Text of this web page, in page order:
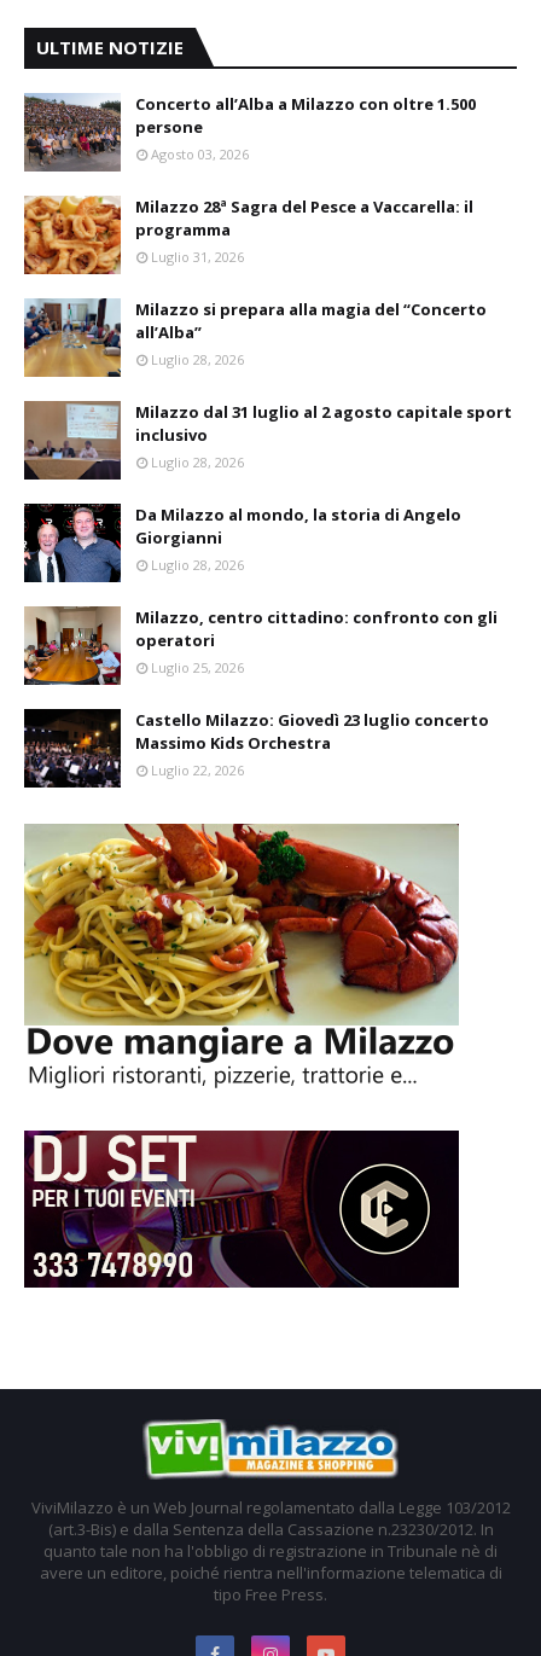
ULTIME NOTIZIE
Concerto all’Alba a Milazzo con oltre 1.500
persone
Agosto 03, 2026
Milazzo 28ª Sagra del Pesce a Vaccarella: il
programma
Luglio 31, 2026
Milazzo si prepara alla magia del “Concerto
all’Alba”
Luglio 28, 2026
Milazzo dal 31 luglio al 2 agosto capitale sport
inclusivo
Luglio 28, 2026
Da Milazzo al mondo, la storia di Angelo
Giorgianni
Luglio 28, 2026
Milazzo, centro cittadino: confronto con gli
operatori
Luglio 25, 2026
Castello Milazzo: Giovedì 23 luglio concerto
Massimo Kids Orchestra
Luglio 22, 2026
ViviMilazzo è un Web Journal regolamentato dalla Legge 103/2012
(art.3-Bis) e dalla Sentenza della Cassazione n.23230/2012. In
quanto tale non ha l'obbligo di registrazione in Tribunale nè di
avere un editore, poiché rientra nell'informazione telematica di
tipo Free Press.